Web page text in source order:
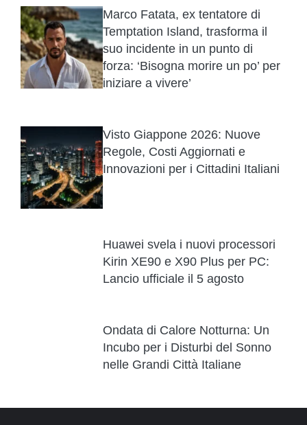
Marco Fatata, ex tentatore di
Temptation Island, trasforma il
suo incidente in un punto di
forza: ‘Bisogna morire un po’ per
iniziare a vivere’
Visto Giappone 2026: Nuove
Regole, Costi Aggiornati e
Innovazioni per i Cittadini Italiani
Huawei svela i nuovi processori
Kirin XE90 e X90 Plus per PC:
Lancio ufficiale il 5 agosto
Ondata di Calore Notturna: Un
Incubo per i Disturbi del Sonno
nelle Grandi Città Italiane